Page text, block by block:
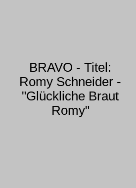
BRAVO - Titel:
Romy Schneider -
"Glückliche Braut
Romy"